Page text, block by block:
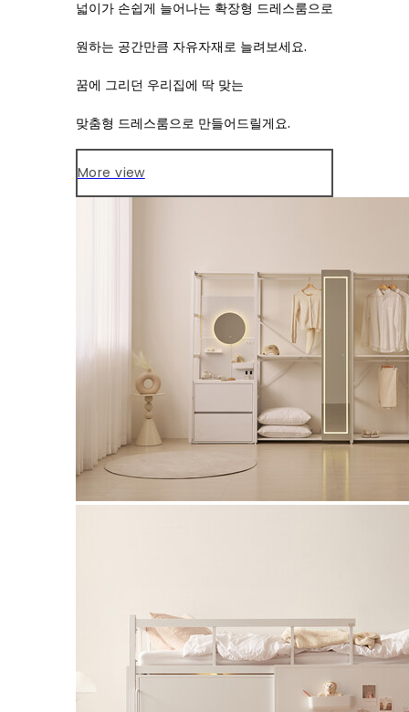
넓이가 손쉽게 늘어나는 확장형 드레스룸으로
원하는 공간만큼 자유자재로 늘려보세요.
꿈에 그리던 우리집에 딱 맞는
맞춤형 드레스룸으로 만들어드릴게요.
More view